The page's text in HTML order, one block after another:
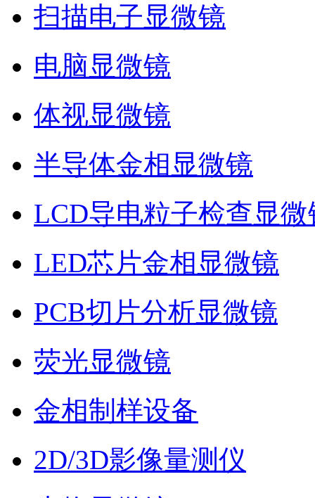
扫描电子显微镜
电脑显微镜
体视显微镜
半导体金相显微镜
LCD导电粒子检查显微
LED芯片金相显微镜
PCB切片分析显微镜
荧光显微镜
金相制样设备
2D/3D影像量测仪